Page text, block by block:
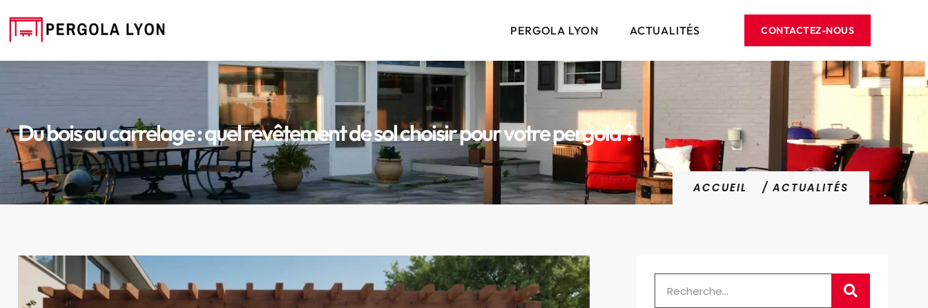
PERGOLA LYON ACTUALITÉS CONTACTEZ-NOUS
Du bois au carrelage : quel revêtement de sol choisir pour votre pergola ?
ACCUEIL / ACTUALITÉS